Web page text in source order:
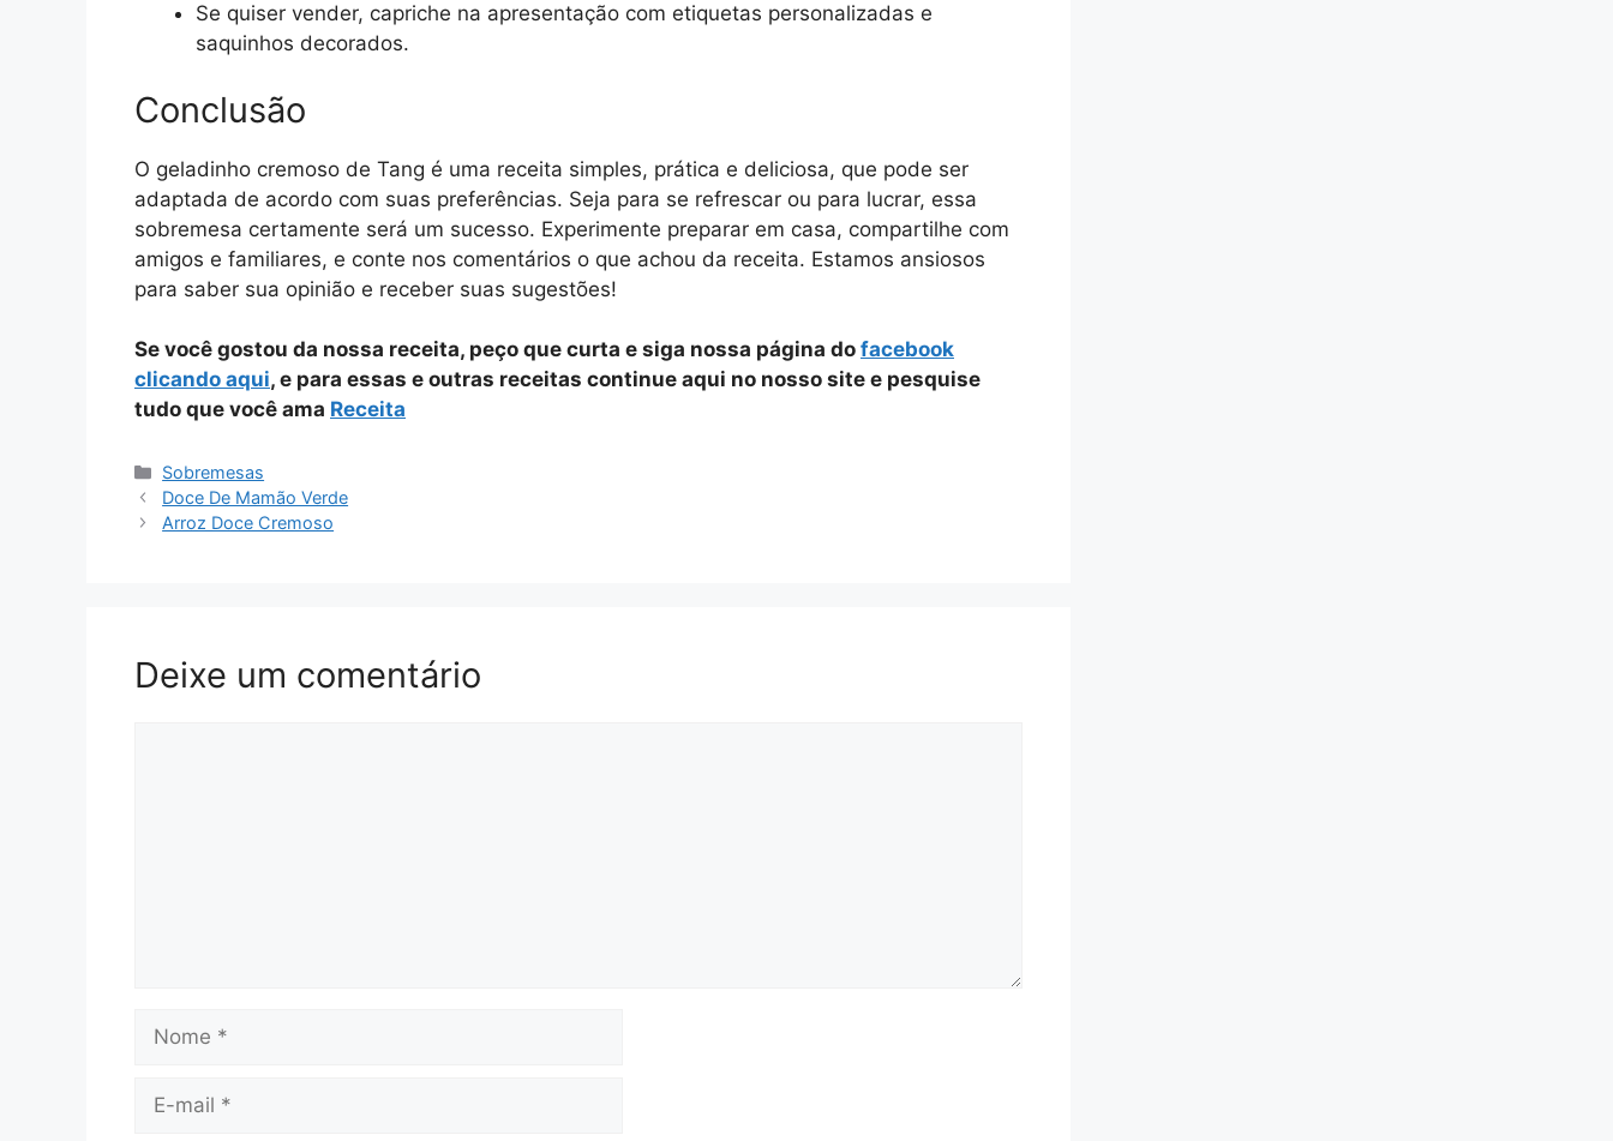
Se quiser vender, capriche na apresentação com etiquetas personalizadas e
saquinhos decorados.
Conclusão
O geladinho cremoso de Tang é uma receita simples, prática e deliciosa, que pode ser
adaptada de acordo com suas preferências. Seja para se refrescar ou para lucrar, essa
sobremesa certamente será um sucesso. Experimente preparar em casa, compartilhe com
amigos e familiares, e conte nos comentários o que achou da receita. Estamos ansiosos
para saber sua opinião e receber suas sugestões!
Se você gostou da nossa receita, peço que curta e siga nossa página do facebook
clicando aqui, e para essas e outras receitas continue aqui no nosso site e pesquise
tudo que você ama Receita
Categorias
Sobremesas
Doce De Mamão Verde
Arroz Doce Cremoso
Deixe um comentário
Nome